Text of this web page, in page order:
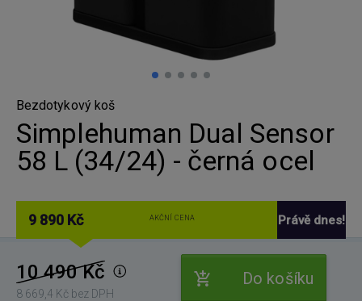
Bezdotykový koš
Simplehuman Dual Sensor
58 L (34/24) - černá ocel
9 890 Kč AKČNÍ CENA Právě dnes!
10 490 Kč
8 669,4 Kč bez DPH
Do košíku